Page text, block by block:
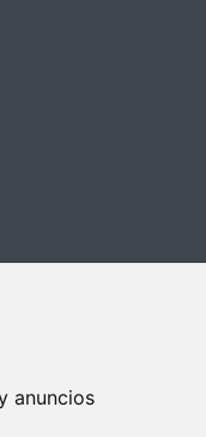
anuncios